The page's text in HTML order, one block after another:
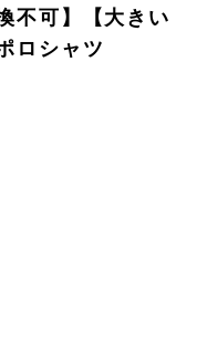
不可】【大きい
ロシャツ